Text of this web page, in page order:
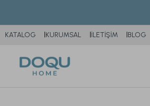
KATALOG KURUMSAL İLETİŞİM BLOG